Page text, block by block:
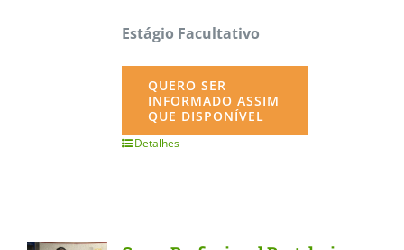
Estágio Facultativo
QUERO SER
INFORMADO ASSIM
QUE DISPONÍVEL
Detalhes